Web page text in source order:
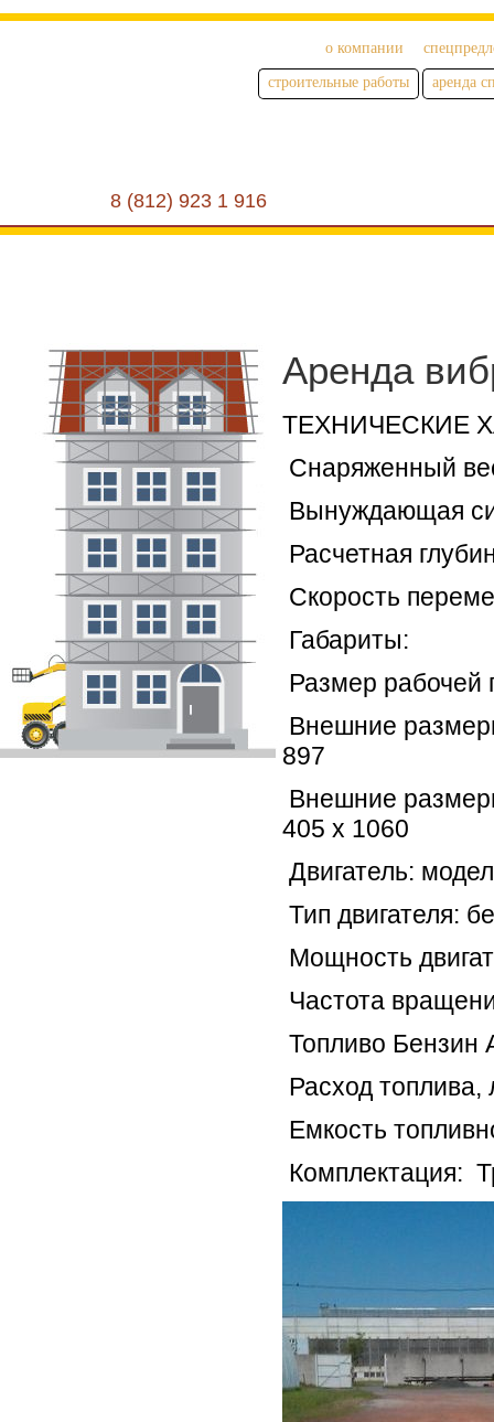
о компании
строительные работы аренда
8 (812) 923 1 916
Аренда
ТЕХНИЧЕСКИЕ
Снаряженный
Вынуждающая
Расчетная
Скорость
Габариты:
Размер
Внешние
897
Внешние
405 х 1060
Двигатель:
Тип двигателя:
Мощность
Частота
Топливо Бензин
Расход топлива,
Емкость
Комплектация: